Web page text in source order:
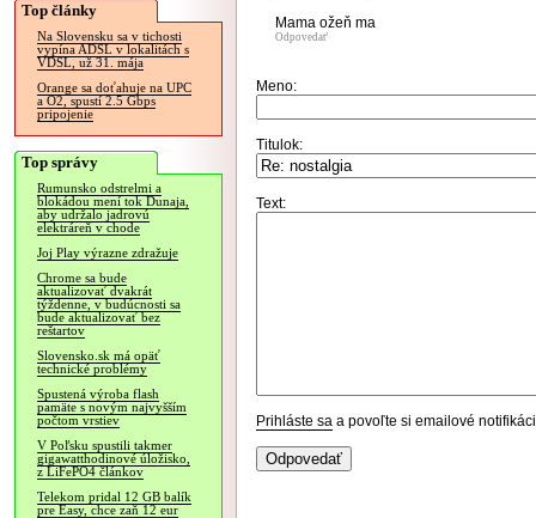
Top články
Na Slovensku sa v tichosti
vypína ADSL v lokalitách s
VDSL, už 31. mája
Orange sa doťahuje na UPC
a O2, spustí 2.5 Gbps
pripojenie
Top správy
Rumunsko odstrelmi a
blokádou mení tok Dunaja,
aby udržalo jadrovú
elektráreň v chode
Joj Play výrazne zdražuje
Chrome sa bude
aktualizovať dvakrát
týždenne, v budúcnosti sa
bude aktualizovať bez
reštartov
Slovensko.sk má opäť
technické problémy
Spustená výroba flash
pamäte s novým najvyšším
počtom vrstiev
V Poľsku spustili takmer
gigawatthodinové úložisko,
z LiFePO4 článkov
Telekom pridal 12 GB balík
pre Easy, chce zaň 12 eur
Mama ožeň ma
Odpovedať
Meno:
Titulok:
Text:
Prihláste sa a povoľte si emailové